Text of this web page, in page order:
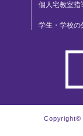
個人宅教室指
学生・学校の
Copyright©